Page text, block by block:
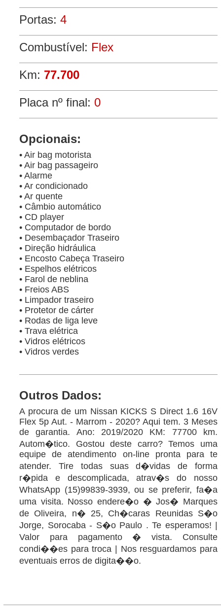
Portas: 4
Combustível: Flex
Km: 77.700
Placa nº final: 0
Opcionais:
• Air bag motorista
• Air bag passageiro
• Alarme
• Ar condicionado
• Ar quente
• Câmbio automático
• CD player
• Computador de bordo
• Desembaçador Traseiro
• Direção hidráulica
• Encosto Cabeça Traseiro
• Espelhos elétricos
• Farol de neblina
• Freios ABS
• Limpador traseiro
• Protetor de cárter
• Rodas de liga leve
• Trava elétrica
• Vidros elétricos
• Vidros verdes
Outros Dados:
A procura de um Nissan KICKS S Direct 1.6 16V
Flex 5p Aut. - Marrom - 2020? Aqui tem. 3 Meses
de garantia. Ano: 2019/2020 KM: 77700 km.
Autom�tico. Gostou deste carro? Temos uma
equipe de atendimento on-line pronta para te
atender. Tire todas suas d�vidas de forma
r�pida e descomplicada, atrav�s do nosso
WhatsApp (15)99839-3939, ou se preferir, fa�a
uma visita. Nosso endere�o � Jos� Marques
de Oliveira, n� 25, Ch�caras Reunidas S�o
Jorge, Sorocaba - S�o Paulo . Te esperamos! |
Valor para pagamento � vista. Consulte
condi��es para troca | Nos resguardamos para
eventuais erros de digita��o.